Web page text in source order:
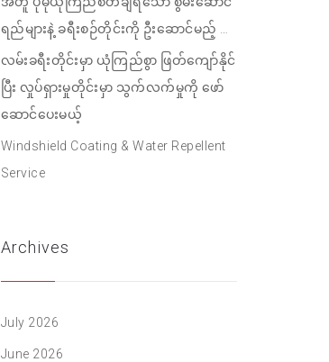
ရည်များနဲ့ ခရီးစဉ်တိုင်းကို ဦးဆောင်မည့် …
လမ်းခရီးတိုင်းမှာ ယုံကြည်စွာ ဖြတ်ကျော်နိုင်
ပြီး လှုပ်ရှားမှုတိုင်းမှာ သွက်လက်မှုကို ဖော်
ဆောင်ပေးမယ့်
Windshield Coating & Water Repellent
Service
Archives
July 2026
June 2026